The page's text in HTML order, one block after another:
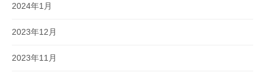
2024年1月
2023年12月
2023年11月